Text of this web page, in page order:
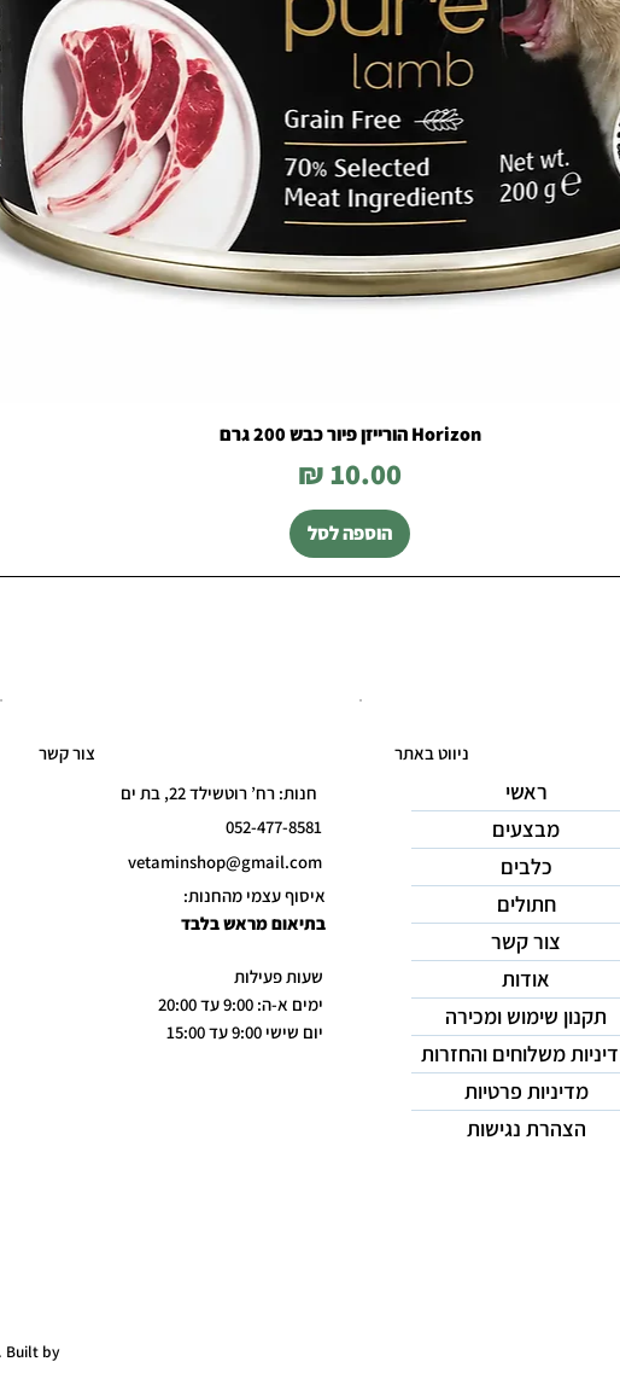
Horizon הורייזן פיור כבש 200 גרם
מחיר
הוספה לסל
חנות: רח’ רוטשילד 22, בת ים
052-477-8581
vetaminshop@gmail.com
איסוף עצמי מהחנות:
בתיאום מראש בלבד
שעות פעילות
ימים א-ה: 9:00 עד 20:00
יום שישי 9:00 עד 15:00
צור קשר ניווט באתר
ראשי
מבצעים
כלבים
חתולים
צור קשר
אודות
תקנון שימוש ומכירה
משלוחים והחזרות
מדיניות פרטיות
הצהרת נגישות
Built by